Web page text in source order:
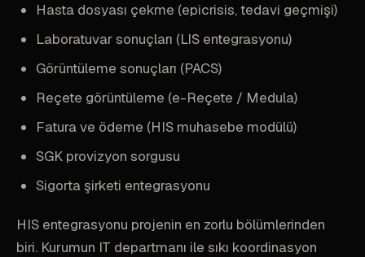
Hasta dosyası çekme (epicrisis, tedavi geçmişi)
Laboratuvar sonuçları (LIS entegrasyonu)
Görüntüleme sonuçları (PACS)
Reçete görüntüleme (e-Reçete / Medula)
Fatura ve ödeme (HIS muhasebe modülü)
SGK provizyon sorgusu
Sigorta şirketi entegrasyonu
HIS entegrasyonu projenin en zorlu bölümlerinden
biri. Kurumun IT departmanı ile sıkı koordinasyon